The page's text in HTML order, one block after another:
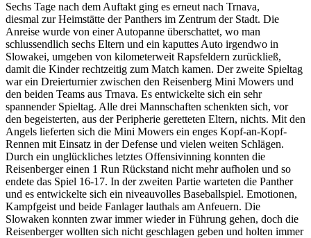
Sechs Tage nach dem Auftakt ging es erneut nach Trnava,
diesmal zur Heimstätte der Panthers im Zentrum der Stadt. Die
Anreise wurde von einer Autopanne überschattet, wo man
schlussendlich sechs Eltern und ein kaputtes Auto irgendwo in
Slowakei, umgeben von kilometerweit Rapsfeldern zurückließ,
damit die Kinder rechtzeitig zum Match kamen. Der zweite Spieltag
war ein Dreierturnier zwischen den Reisenberg Mini Mowers und
den beiden Teams aus Trnava. Es entwickelte sich ein sehr
spannender Spieltag. Alle drei Mannschaften schenkten sich, vor
den begeisterten, aus der Peripherie geretteten Eltern, nichts. Mit den
Angels lieferten sich die Mini Mowers ein enges Kopf-an-Kopf-
Rennen mit Einsatz in der Defense und vielen weiten Schlägen.
Durch ein unglückliches letztes Offensivinning konnten die
Reisenberger einen 1 Run Rückstand nicht mehr aufholen und so
endete das Spiel 16-17. In der zweiten Partie warteten die Panther
und es entwickelte sich ein niveauvolles Baseballspiel. Emotionen,
Kampfgeist und beide Fanlager lauthals am Anfeuern. Die
Slowaken konnten zwar immer wieder in Führung gehen, doch die
Reisenberger wollten sich nicht geschlagen geben und holten immer